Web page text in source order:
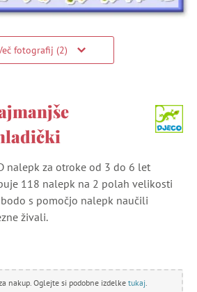
fotografij (2)
nalepk za otroke od 3 do 6 let
118 nalepk na 2 polah velikosti
s pomočjo nalepk naučili
živali.
nakup. Oglejte si podobne izdelke tukaj